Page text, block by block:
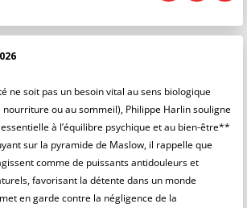
ne soit pas un besoin vital au sens biologique
ou au sommeil), Philippe Harlin souligne
à l’équilibre psychique et au bien-être**
sur la pyramide de Maslow, il rappelle que
comme de puissants antidouleurs et
favorisant la détente dans un monde
en garde contre la négligence de la